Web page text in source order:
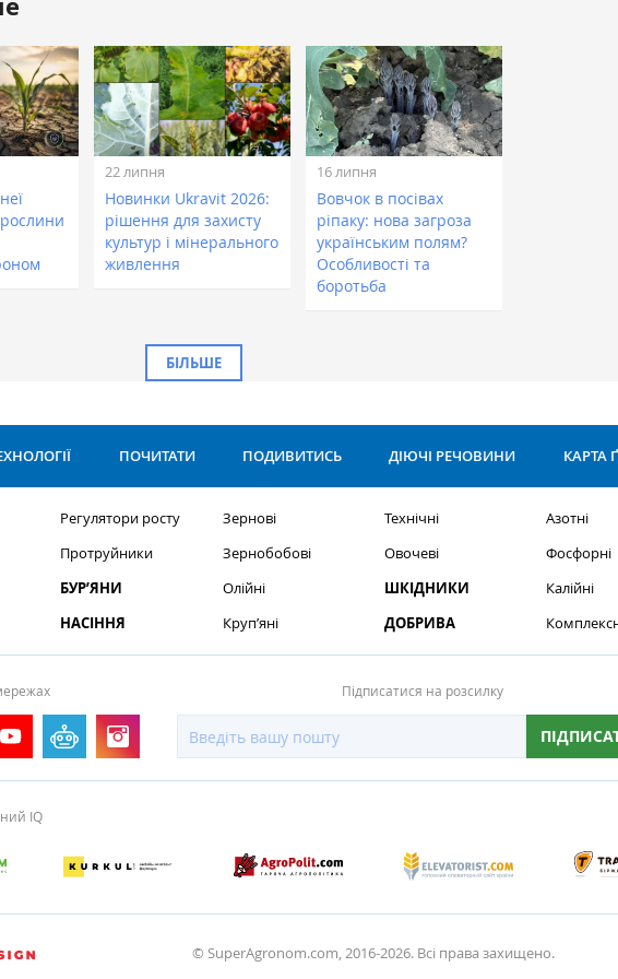
22 липня
Новинки Ukravit 2026:
рішення для захисту
культур і мінерального
живлення
16 липня
Вовчок в посівах
ріпаку: нова загроза
українським полям?
Особливості та
боротьба
БІЛЬШЕ
ПОЧИТАТИ ПОДИВИТИСЬ ДІЮЧІ РЕЧОВИНИ КАРТА
Регулятори росту
Протруйники
БУР’ЯНИ
НАСІННЯ
Зернові
Зернобобові
Олійні
Круп’яні
Технічні
Овочеві
ШКІДНИКИ
ДОБРИВА
Азотні
Фосфорні
Калійні
Підписатися на розсилку
IQ
© SuperAgronom.com, 2016-2026. Всі права захищено.